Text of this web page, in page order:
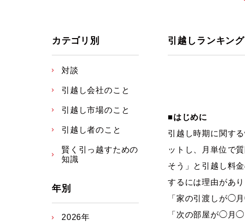
引越しランキン
■はじめに
引越し時期に関す
ットし、月単位で
そう」と引越し料
するには理由があ
「家の引渡しが◯
「次の部屋が◯月
カテゴリ別
対談
引越し会社のこと
引越し市場のこと
引越し者のこと
賢く引っ越すための
知識
年別
2026年